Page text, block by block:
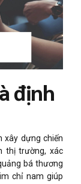
định
xây dựng chiến
thị trường, xác
bá thương
chỉ nam giúp